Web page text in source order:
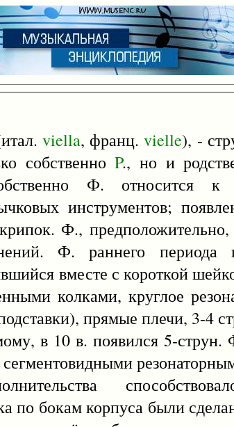
viella, франц.vielle), -
собственноP., но и
Ф. относится к
инструментов;
Ф.,
Ф. раннего периода
вместе с короткой
колками, круглое
прямые плечи, 3-4
в 10 в. появился 5-
по бокам корпуса были